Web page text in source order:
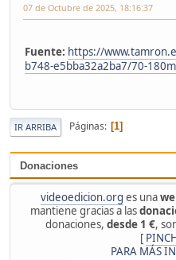
Donaciones
videoedicion.org es una
mantiene gracias a las
donaciones, desde 1 €,
[
PARA MÁS
07 de Octubre de 2025, 18:16:37
Fuente: https://
b748-e5bba32a2ba7/70-
IR ARRIBA Páginas 1